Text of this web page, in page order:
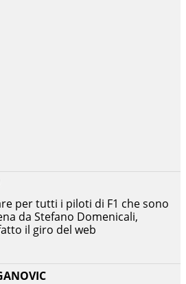
per tutti i piloti di F1 che sono
da Stefano Domenicali,
il giro del web